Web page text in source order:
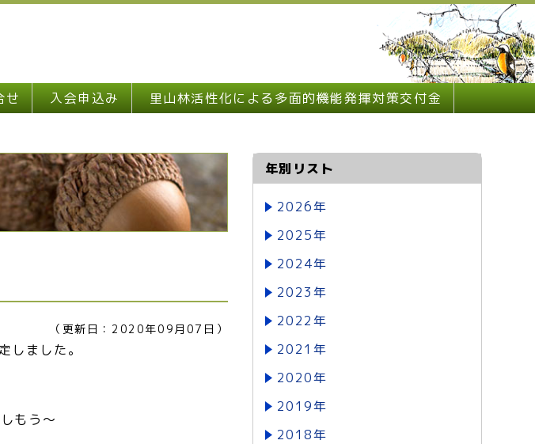
せ 入会申込み 里山林活性化による多面的機能発揮対策交付金
（更新日：2020年09月07日）
しました。
もう～
年別リスト
2026年
2025年
2024年
2023年
2022年
2021年
2020年
2019年
2018年